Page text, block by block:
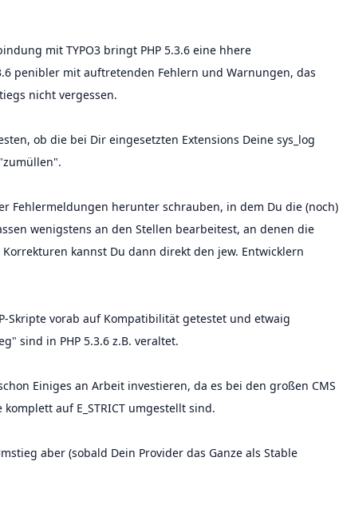
mit TYPO3 bringt PHP 5.3.6 eine hhere
penibler mit auftretenden Fehlern und Warnungen, das
nicht vergessen.
ob die bei Dir eingesetzten Extensions Deine sys_log
Fehlermeldungen herunter schrauben, in dem Du die (noch)
wenigstens an den Stellen bearbeitest, an denen die
kannst Du dann direkt den jew. Entwicklern
Skripte vorab auf Kompatibilität getestet und etwaig
sind in PHP 5.3.6 z.B. veraltet.
Einiges an Arbeit investieren, da es bei den großen CMS
auf E_STRICT umgestellt sind.
aber (sobald Dein Provider das Ganze als Stable